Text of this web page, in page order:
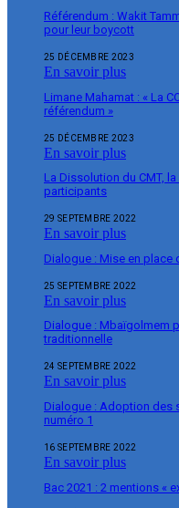
Référendum : Wakit
pour leur boycott
25 DÉCEMBRE 2023
En savoir plus
Limane Mahamat : « La
référendum »
25 DÉCEMBRE 2023
En savoir plus
La Dissolution du CMT,
participants
29 SEPTEMBRE 2022
En savoir plus
Dialogue : Mise en
25 SEPTEMBRE 2022
En savoir plus
Dialogue : Mbaïgolmem
traditionnelle
24 SEPTEMBRE 2022
En savoir plus
Dialogue : Adoption des
numéro 1
16 SEPTEMBRE 2022
En savoir plus
Bac 2021 : 2 mentions «